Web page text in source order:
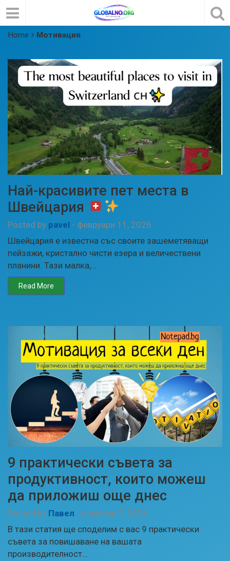
Home Мотивация
Най-красивите пет места в
Швейцария
Posted by pavel - февруари 11, 2026
Швейцария е известна със своите зашеметяващи
пейзажи, кристално чисти езера и величествени
планини. Тази малка,…
Read More
9 практически съвета за
продуктивност, които можеш
да приложиш още днес
Posted by Павел - ноември 7, 2024
В тази статия ще споделим с вас 9 практически
съвета за повишаване на вашата
производителност…